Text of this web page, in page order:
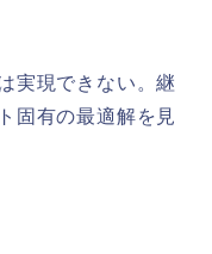
実現できない。継
固有の最適解を見